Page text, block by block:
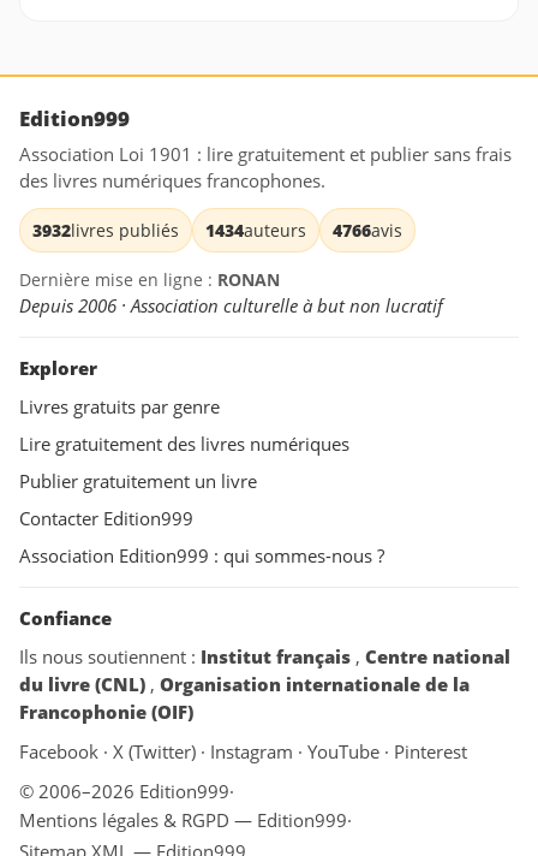
Edition999
Association Loi 1901 : lire gratuitement et publier sans frais
des livres numériques francophones.
3932livres publiés 1434auteurs 4766avis
Dernière mise en ligne : RONAN
Depuis 2006 · Association culturelle à but non lucratif
Explorer
Livres gratuits par genre
Lire gratuitement des livres numériques
Publier gratuitement un livre
Contacter Edition999
Association Edition999 : qui sommes-nous ?
Confiance
Ils nous soutiennent : Institut français , Centre national
du livre (CNL) , Organisation internationale de la
Francophonie (OIF)
Facebook · X (Twitter) · Instagram · YouTube · Pinterest
© 2006–2026 Edition999·
Mentions légales & RGPD — Edition999·